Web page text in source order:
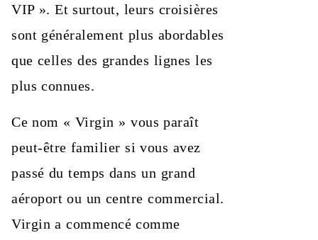
VIP ». Et surtout, leurs croisières
sont généralement plus abordables
que celles des grandes lignes les
plus connues.
Ce nom « Virgin » vous paraît
peut-être familier si vous avez
passé du temps dans un grand
aéroport ou un centre commercial.
Virgin a commencé comme